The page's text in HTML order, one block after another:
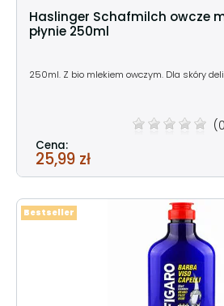
Haslinger Schafmilch owcze
płynie 250ml
250ml. Z bio mlekiem owczym. Dla skóry
Cena:
25,99 zł
Bestseller